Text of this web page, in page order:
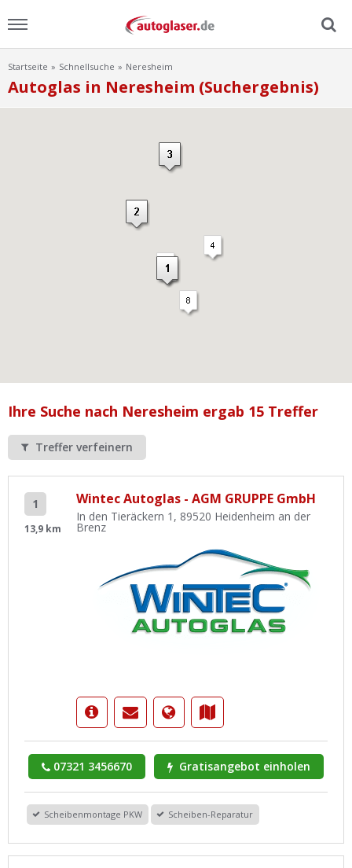
Menu
Home
Werkstatt Login
Startseite Schnellsuche Neresheim
Autoglas in Neresheim (Suchergebnis)
Ihre Suche nach Neresheim ergab 15 Treffer
Treffer verfeinern
1
13,9 km
Wintec Autoglas - AGM GRUPPE GmbH
In den Tieräckern 1, 89520 Heidenheim an der
Brenz
07321 3456670 Gratisangebot einholen
Scheibenmontage PKW Scheiben-Reparatur